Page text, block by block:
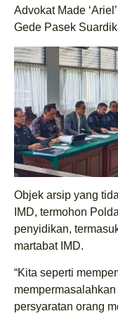
Advokat Made
Gede Pasek
Objek arsip yang
IMD, termohon
penyidikan,
martabat IMD.
“Kita seperti
persyaratan orang